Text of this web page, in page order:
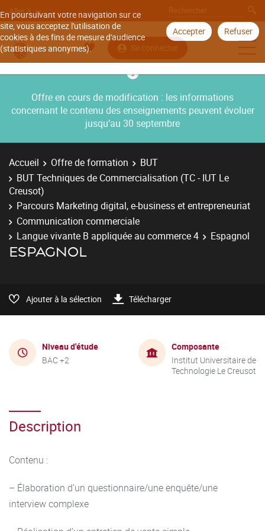
En poursuivant votre navigation sur ce
site, vous acceptez l'utilisation de
cookies à des fins de mesure d'audience
(statistiques anonymes).
Accepter Refuser
Aller à
Se connecter
Offre en cours de modification : les informations
concernant le contenu des enseignements peuvent évoluer
jusqu’au 30 septembre
Accueil Offre de formation
BUT
BUT Techniques de Commercialisation (TC - IUT Le
Creusot)
Parcours Marketing digital, e-business et entrepreneuriat
Communication commerciale
Langue vivante B appliquée au commerce 4
Espagnol
ESPAGNOL
Ajouter à la sélection Télécharger
Niveau d'étude
BAC +2
Composante
Institut Universitaire de
Technologie Le Creusot
Description
Contenu :
– Élaboration d’un questionnaire/une enquête/une
interview complexe